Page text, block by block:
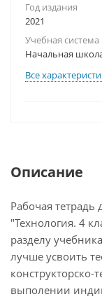
Год издания
2021
Учебная система
Начальная
Все
Описание
Рабочая
"Технология. 4
разделу
лучше усвоить
выполении